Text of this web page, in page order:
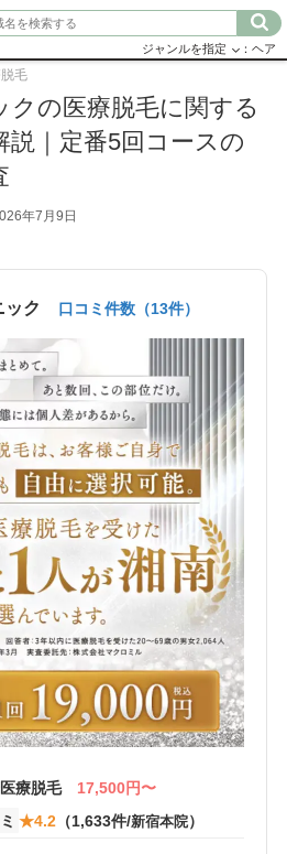
ジャンルを指定 ：ヘア
毛
クの医療脱毛に関する
説｜定番5回コースの
年7月9日
ック 口コミ件数（13件）
療脱毛 17,500円〜
★4.2 （1,633件/新宿本院）